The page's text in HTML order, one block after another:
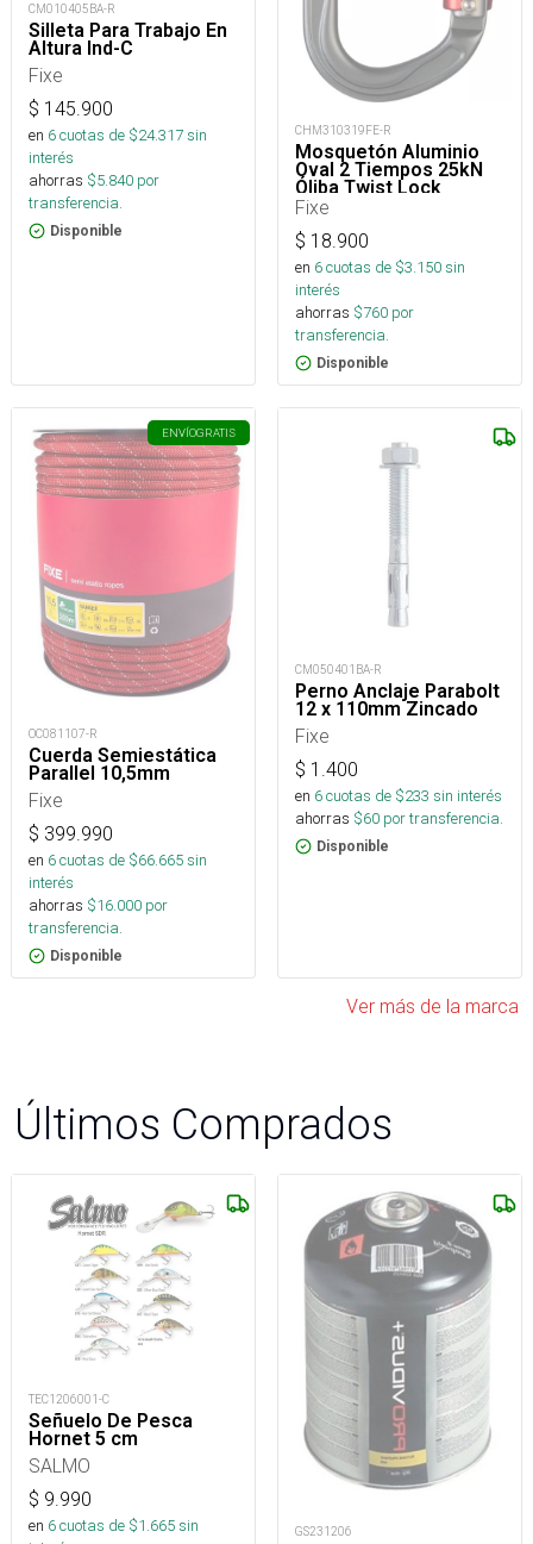
CM010405BA-R
Silleta Para Trabajo En
Altura Ind-C
Fixe
$ 145.900
en 6cuotas de $24.317sin
interés
ahorras $5.840 por
transferencia.
Disponible
CHM310319FE-R
Mosquetón Aluminio
Oval 2 Tiempos 25kN
Óliba Twist Lock
Fixe
$ 18.900
en 6cuotas de $3.150sin
interés
ahorras $760 por
transferencia.
Disponible
ENVÍOGRATIS
OC081107-R
Cuerda Semiestática
Parallel 10,5mm
Fixe
$ 399.990
en 6cuotas de $66.665sin
interés
ahorras $16.000 por
transferencia.
Disponible
CM050401BA-R
Perno Anclaje Parabolt
12 x 110mm Zincado
Fixe
$ 1.400
en 6cuotas de $233 sin interés
ahorras $60 por transferencia.
Disponible
Ver más de la marca
Últimos Comprados
TEC1206001-C
Señuelo De Pesca
Hornet 5 cm
SALMO
$ 9.990
en 6cuotas de $1.665sin
GS231206